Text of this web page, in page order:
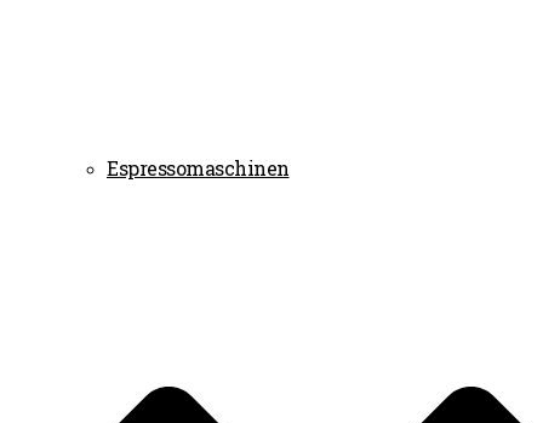
Espressomaschinen